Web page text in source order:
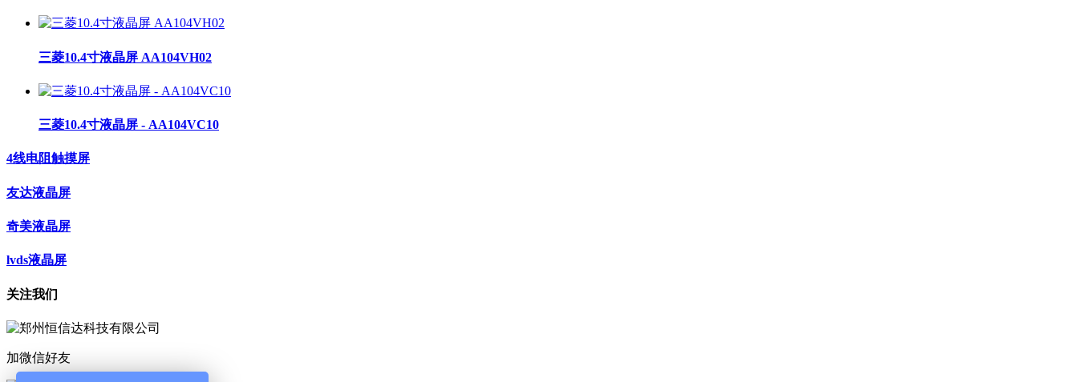
三菱10.4寸液晶屏 AA104VH02
三菱10.4寸液晶屏 - AA104VC10
4线电阻触摸屏
友达液晶屏
奇美液晶屏
lvds液晶屏
关注我们
加微信好友